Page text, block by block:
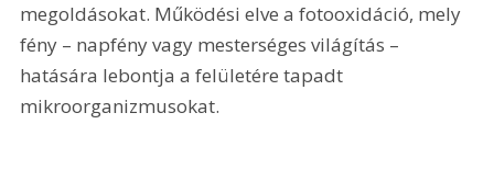
megoldásokat. Működési elve a fotooxidáció, mely
fény – napfény vagy mesterséges világítás –
hatására lebontja a felületére tapadt
mikroorganizmusokat.